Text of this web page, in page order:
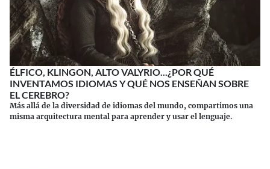
ÉLFICO, KLINGON, ALTO VALYRIO...¿POR QUÉ
INVENTAMOS IDIOMAS Y QUÉ NOS ENSEÑAN SOBRE
EL CEREBRO?
Más allá de la diversidad de idiomas del mundo, compartimos una
misma arquitectura mental para aprender y usar el lenguaje.